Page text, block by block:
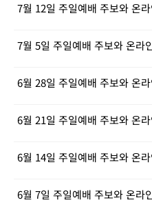
7월 12일 주일예배 주보와 온
7월 5일 주일예배 주보와 온라
6월 28일 주일예배 주보와 온
6월 21일 주일예배 주보와 온
6월 14일 주일예배 주보와 온
6월 7일 주일예배 주보와 온라